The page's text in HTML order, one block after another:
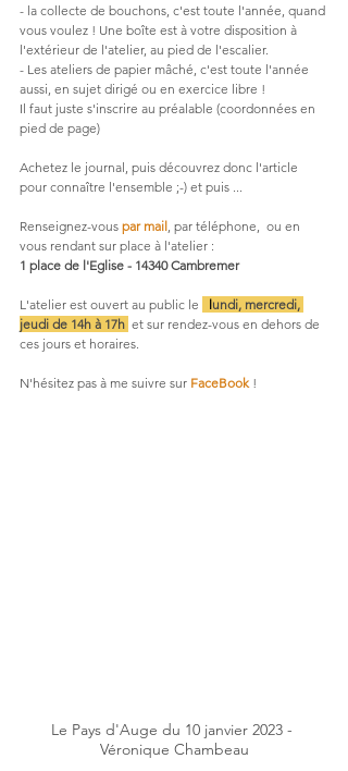
- la collecte de bouchons, c'est toute l'année, quand
vous voulez ! Une boîte est à votre disposition à
l'extérieur de l'atelier, au pied de l'escalier.
- Les ateliers de papier mâché, c'est toute l'année
aussi, en sujet dirigé ou en exercice libre !
Il faut juste s'inscrire au préalable (coordonnées en
pied de page)
Achetez le journal, puis découvrez donc l'article
pour connaître l'ensemble ;-) et puis ...
Renseignez-vous par mail, par téléphone,  ou en
vous rendant sur place à l'atelier :
1 place de l'Eglise - 14340 Cambremer
L'atelier est ouvert au public le lundi, mercredi,
jeudi de 14h à 17h et sur rendez-vous en dehors de
ces jours et horaires.
N'hésitez pas à me suivre sur FaceBook !
Le Pays d'Auge du 10 janvier 2023 -
Véronique Chambeau